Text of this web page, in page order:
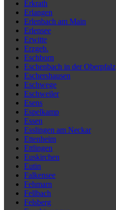
Erkrath
Erlangen
Erlenbach am Main
Erlensee
Erwitte
Erzgeb.
Eschborn
Eschenbach in der Oberpfalz
Eschershausen
Eschwege
Eschweiler
Esens
Espelkamp
Essen
Esslingen am Neckar
Ettenheim
Ettlingen
Euskirchen
Eutin
Falkensee
Fehmarn
Fellbach
Felsberg